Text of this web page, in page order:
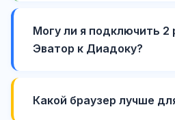
Могу ли я подключить 2
Эватор к Диадоку?
Какой браузер лучше